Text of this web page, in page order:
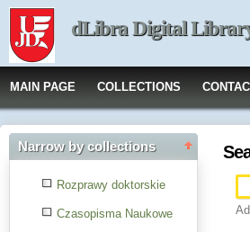
dLibra Digital
MAIN PAGE COLLECTIONS
Narrow by collections
Rozprawy doktorskie
Czasopisma Naukowe